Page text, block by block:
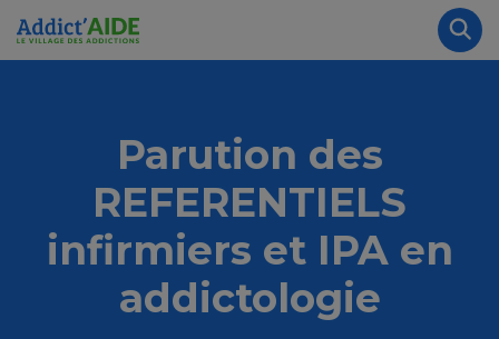
Aller au contenu principal
Parution des
REFERENTIELS
infirmiers et IPA en
addictologie
Panneau de gestion des cookies